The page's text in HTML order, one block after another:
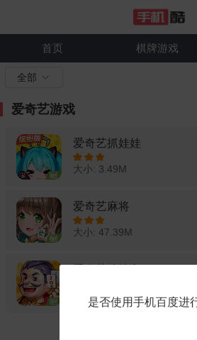
首页 棋牌游戏
全部
爱奇艺游戏
爱奇艺抓娃娃
大小: 3.49M
爱奇艺麻将
大小: 47.39M
大小: 79.25M
是否使用手机百度进